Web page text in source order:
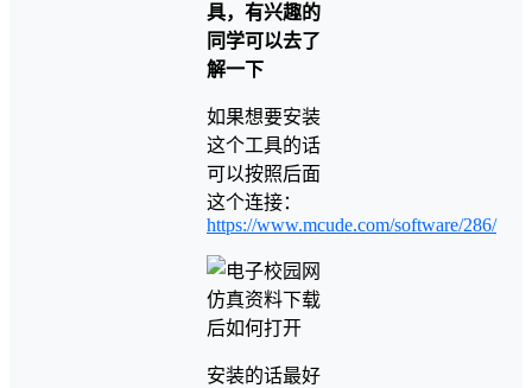
具，有兴趣的
同学可以去了
解一下
如果想要安装
这个工具的话
可以按照后面
这个连接：
https://www.mcude.com/software/286/
安装的话最好